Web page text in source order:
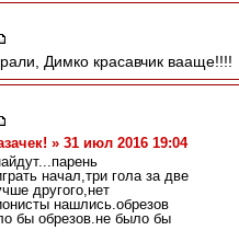
Димко красавчик вааще!!!!
» 31 июл 2016 19:04
начал,три гола за две
другого,нет
нашлись.обрезов
бы обрезов.не было бы